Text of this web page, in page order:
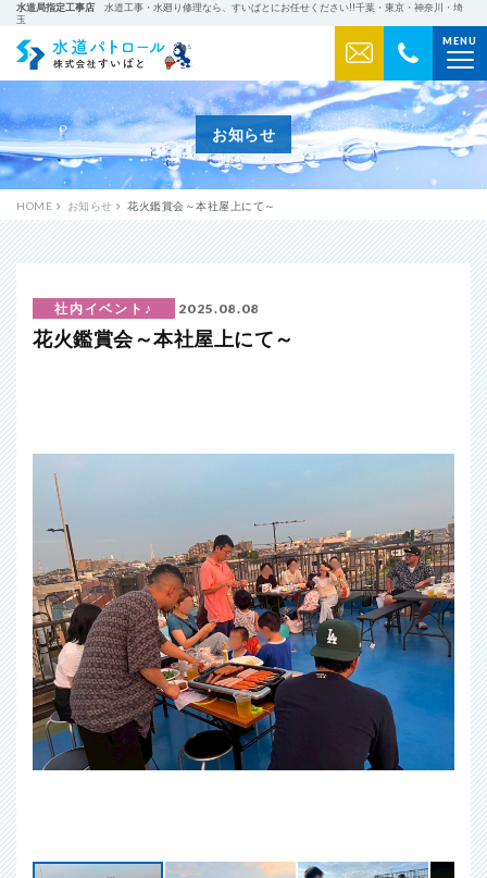
水道局指定工事店 水道工事・水廻り修理なら、すいぱとにお任せください!!千葉・東京・神奈川・埼
玉
MENU
水道パトロール 株式会社すいぱ
お知らせ
HOME お知らせ 花火鑑賞会～本社屋上にて～
社内イベント♪ 2025.08.08
花火鑑賞会～本社屋上にて～